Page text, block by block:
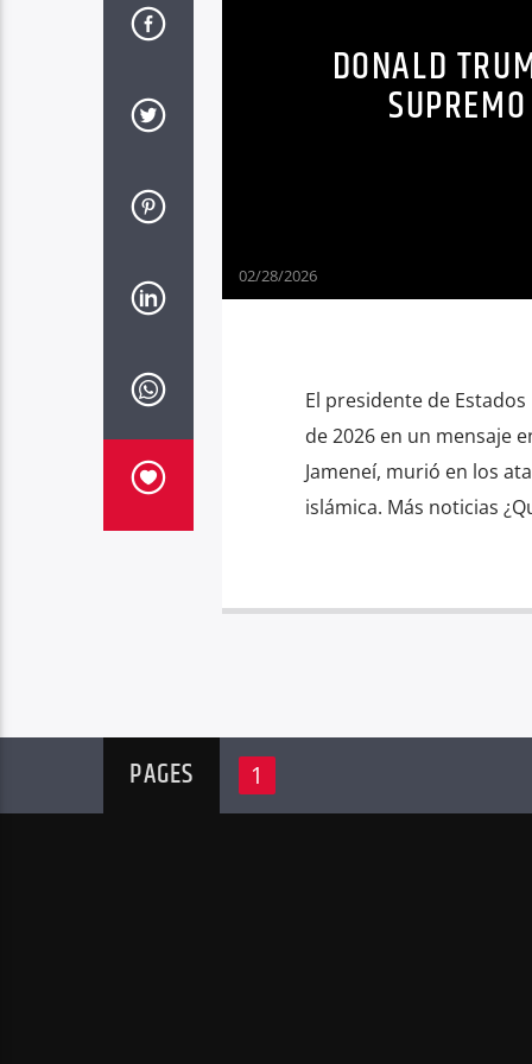
DONALD
02/28/2026
El presidente de
de 2026 en un mensaje
Jameneí, murió en los
islámica. Más noticias
PAGES 1